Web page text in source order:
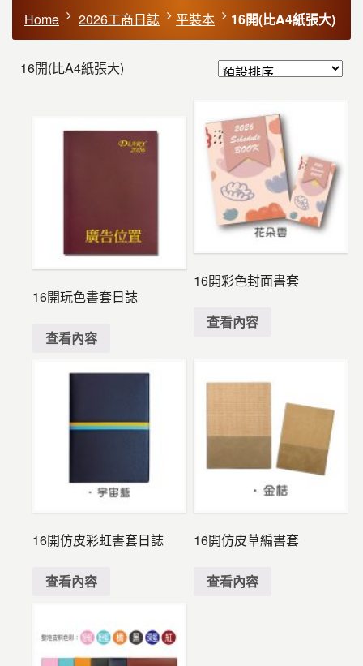
Home
2026工商日誌 平裝本 16開(比A4紙張大)
16開(比A4紙張大)
16開玩色書套日誌
查看內容
16開彩色封面書套
查看內容
16開仿皮彩虹書套日誌
查看內容
16開仿皮草編書套
查看內容